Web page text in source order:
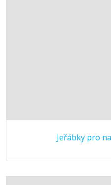
Jeřábky pro